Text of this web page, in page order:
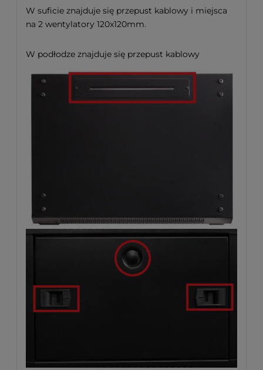
W suficie znajduje się przepust kablowy i miejsca
na 2 wentylatory 120x120mm.
W podłodze znajduje się przepust kablowy